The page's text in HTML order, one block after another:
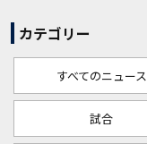
カテゴリー
すべてのニュース
試合